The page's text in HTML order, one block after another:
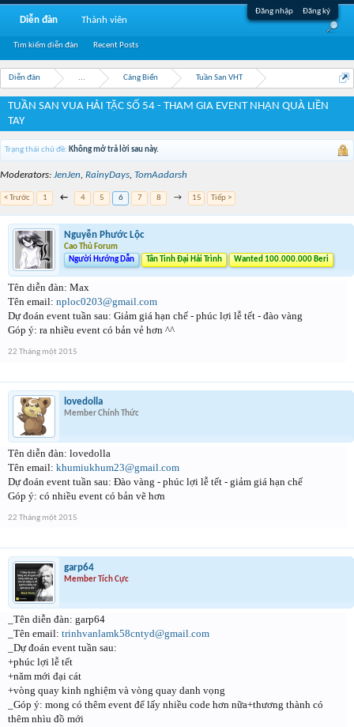
Đăng nhập Đăng ký
Diễn đàn ... Cảng Biển Tuần San VHT
TUẦN SAN VUA HẢI TẶC SỐ 54 - THAM GIA EVENT NHẬN QUÀ LIỀN
TAY
Trạng thái chủ đề: Không mở trả lời sau này.
Moderators: JenJen, RainyDays, TomAadarsh
< Trước 1 ← 4 5 6 7 8 → 15 Tiếp >
Nguyễn Phước Lộc
Cao Thủ Forum
Người Hướng Dẫn
Tân Tinh Đại Hải Trình Wanted 100.000.000 Beri
Tên diễn đàn: Max
Tên email: nploc0203@gmail.com
Dự đoán event tuần sau: Giảm giá hạn chế - phúc lợi lễ tết - đào vàng
Góp ý: ra nhiều event có bản vẻ hơn ^^
22 Tháng một 2015
lovedolla
Member Chính Thức
Tên diễn đàn: lovedolla
Tên email: khumiukhum23@gmail.com
Dự đoán event tuần sau: Đào vàng - phúc lợi lễ tết - giảm giá hạn chế
Góp ý: có nhiều event có bản vẽ hơn
22 Tháng một 2015
garp64
Member Tích Cực
_Tên diễn đàn: garp64
_Tên email: trinhvanlamk58cntyd@gmail.com
_Dự đoán event tuần sau:
+phúc lợi lễ tết
+năm mới đại cát
+vòng quay kinh nghiệm và vòng quay danh vọng
_Góp ý: mong có thêm event để lấy nhiều code hơn nữa+thương thành có
thêm nhìu đồ mới
Diễn đàn
Tìm kiếm diễn đàn Recent Posts
Thành viên